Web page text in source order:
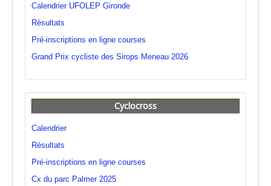
Calendrier UFOLEP Gironde
Résultats
Pré-inscriptions en ligne courses
Grand Prix cycliste des Sirops Meneau 2026
Cyclocross
Calendrier
Résultats
Pré-inscriptions en ligne courses
Cx du parc Palmer 2025